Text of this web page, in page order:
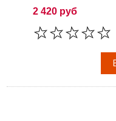
2 420 руб